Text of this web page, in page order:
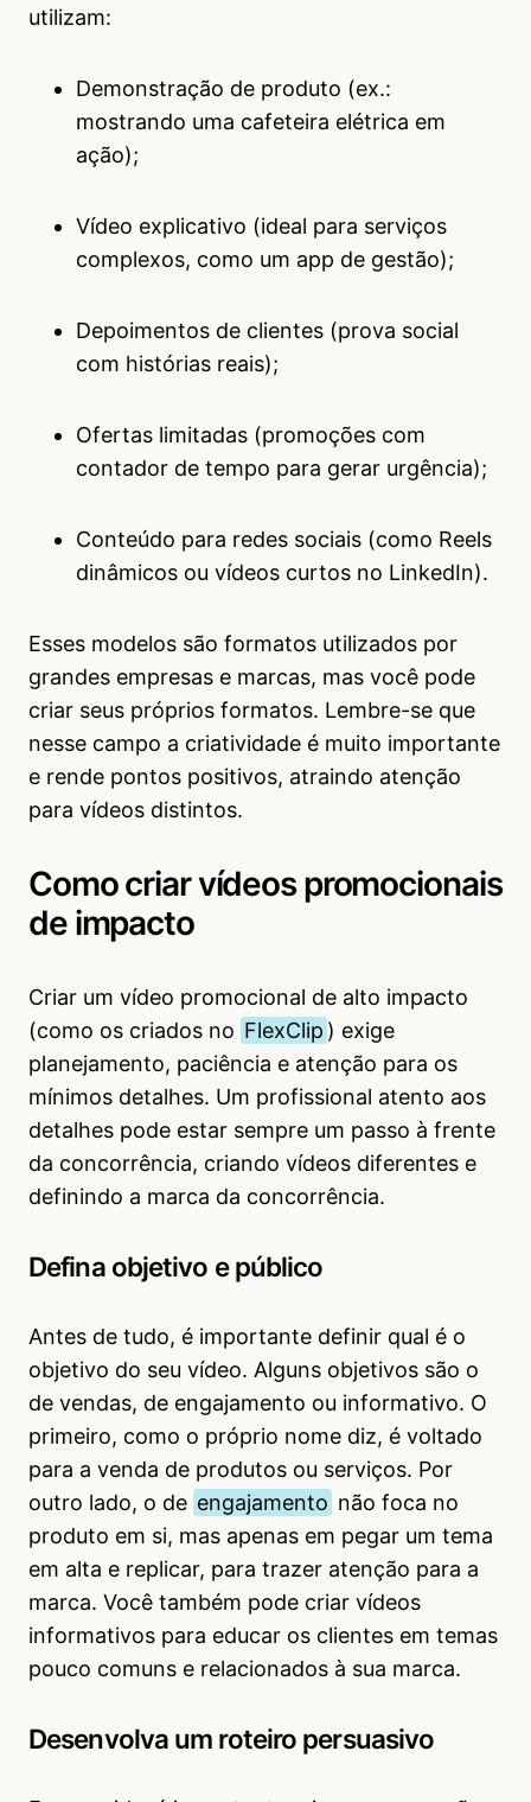
utilizam:
Demonstração de produto (ex.:
mostrando uma cafeteira elétrica em
ação);
Vídeo explicativo (ideal para serviços
complexos, como um app de gestão);
Depoimentos de clientes (prova social
com histórias reais);
Ofertas limitadas (promoções com
contador de tempo para gerar urgência);
Conteúdo para redes sociais (como Reels
dinâmicos ou vídeos curtos no LinkedIn).
Esses modelos são formatos utilizados por
grandes empresas e marcas, mas você pode
criar seus próprios formatos. Lembre-se que
nesse campo a criatividade é muito importante
e rende pontos positivos, atraindo atenção
para vídeos distintos.
Como criar vídeos promocionais
de impacto
Criar um vídeo promocional de alto impacto
(como os criados no FlexClip ) exige
planejamento, paciência e atenção para os
mínimos detalhes. Um profissional atento aos
detalhes pode estar sempre um passo à frente
da concorrência, criando vídeos diferentes e
definindo a marca da concorrência.
Defina objetivo e público
Antes de tudo, é importante definir qual é o
objetivo do seu vídeo. Alguns objetivos são o
de vendas, de engajamento ou informativo. O
primeiro, como o próprio nome diz, é voltado
para a venda de produtos ou serviços. Por
outro lado, o de engajamento não foca no
produto em si, mas apenas em pegar um tema
em alta e replicar, para trazer atenção para a
marca. Você também pode criar vídeos
informativos para educar os clientes em temas
pouco comuns e relacionados à sua marca.
Desenvolva um roteiro persuasivo